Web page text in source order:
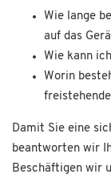
Wie lange
auf das
Wie kann
Worin
Damit Sie eine
beantworten wir
Beschäftigen wir